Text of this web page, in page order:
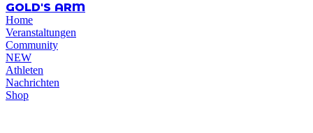
GOLD'S ARM
Home
Veranstaltungen
Community
NEW
Athleten
Nachrichten
Shop